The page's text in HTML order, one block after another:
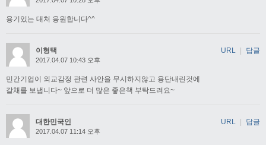
용기있는 대처 응원합니다^^
이형택
2017.04.07 10:43 오후
민간기업이 외교감정 관련 사안을 무시하지않고 용단내린것에
갈채를 보냅니다~ 앞으로 더 많은 좋은책 부탁드려요~
URL | 답글
대한민국인
2017.04.07 11:14 오후
URL | 답글